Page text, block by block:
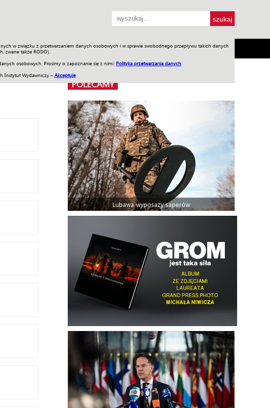
w związku z przetwarzaniem danych osobowych i w sprawie swobodnego przepływu takich danych
zwane także RODO).
osobowych. Prosimy o zapoznanie się z nimi: Polityka przetwarzania danych
Instytut Wydawniczy – Akceptuję
ENGLISH SKLEP Jednodniówki Praca w WIW
POLECAMY
Lubawa wyposaży saperów